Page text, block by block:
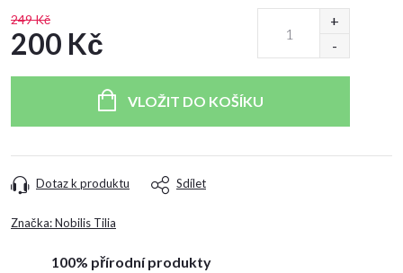
249 Kč
200 Kč
VLOŽIT DO KOŠÍKU
Dotaz k produktu Sdílet
Značka:Nobilis Tilia
100% přírodní produkty